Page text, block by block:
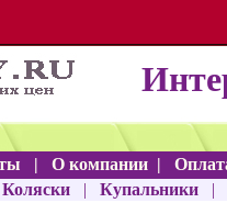
| О компании |
Коляски | Купальники |